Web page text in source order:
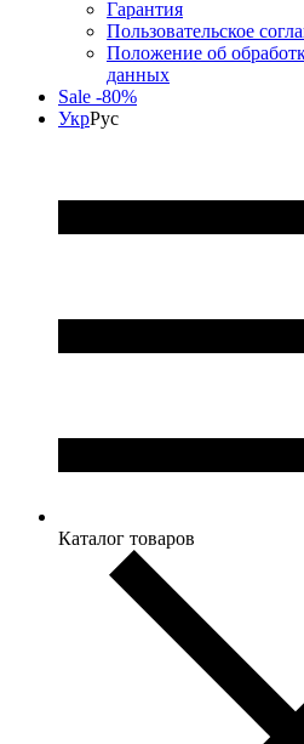
Гарантия
Пользовательское
Положение об
данных
Sale -80%
УкрРус
Каталог товаров